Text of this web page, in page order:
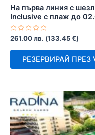
На първа линия с
Inclusive с плаж до
Оценено
0
261.00лв. (133.45€)
РЕЗЕРВИРАЙ ПРЕЗ